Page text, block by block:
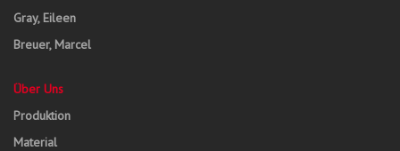
Gray, Eileen
Breuer, Marcel
Über Uns
Produktion
Material